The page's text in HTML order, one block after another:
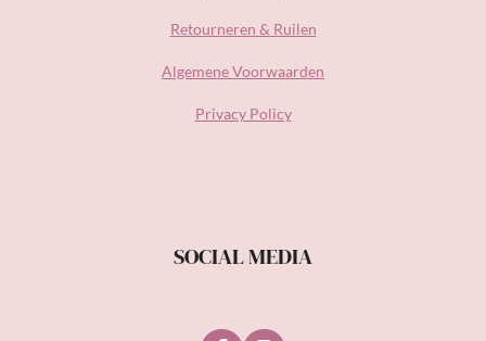
Retourneren & Ruilen
Algemene Voorwaarden
Privacy Policy
SOCIAL MEDIA